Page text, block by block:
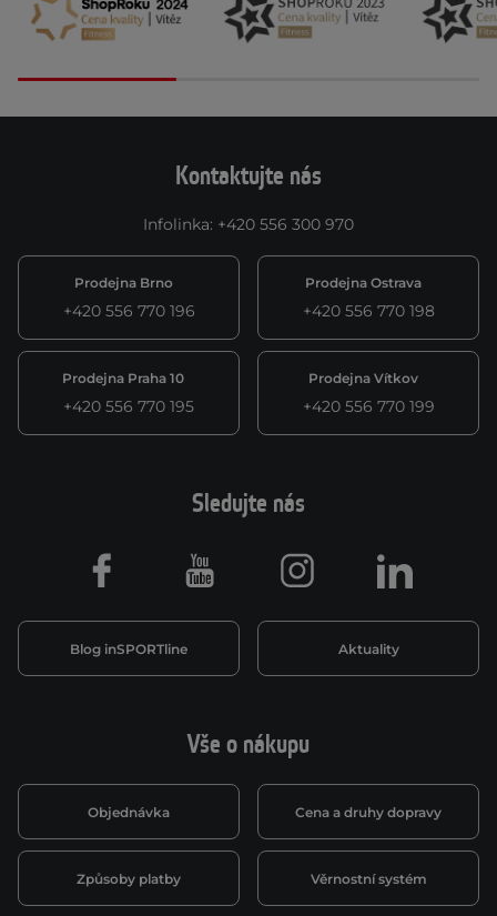
Kontaktujte nás
Infolinka: +420 556 300 970
Prodejna Brno
+420 556 770 196
Prodejna Ostrava
+420 556 770 198
Prodejna Praha 10
+420 556 770 195
Prodejna Vítkov
+420 556 770 199
Vše o nákupu
Objednávka Cena a druhy dopravy
Způsoby platby Věrnostní systém
Sledujte nás
Blog inSPORTline Aktuality
Facebook Youtube Instagram LinkedIn